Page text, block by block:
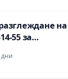
на
55 за
гимназия по
в